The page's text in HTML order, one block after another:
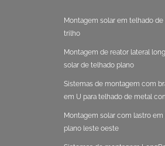
Montagem solar em telhado
trilho
Montagem de reator lateral
solar de telhado plano
Sistemas de montagem com
em U para telhado de metal
Montagem solar com lastro
plano leste oeste